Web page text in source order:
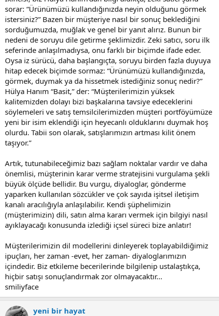
sorar: “Ürünümüzü kullandığınızda neyin olduğunu görmek
istersiniz?” Bazen bir müşteriye nasıl bir sonuç beklediğini
sorduğumuzda, muğlak ve genel bir yanıt alırız. Bunun bir
nedeni de soruyu dile getirme şeklimizdir. Zeki satıcı, soru ilk
seferinde anlaşılmadıysa, onu farklı bir biçimde ifade eder.
Oysa iz sürücü, daha başlangıçta, soruyu birden fazla duyuya
hitap edecek biçimde sormaz: “Ürünümüzü kullandığınızda,
görmek, duymak ya da hissetmek istediğiniz sonuç nedir?”
Hülya Hanım “Basit,” der: “Müşterilerimizin yüksek
kalitemizden dolayı bizi başkalarına tavsiye edeceklerini
söylemeleri ve satış temsilcilerimizden müşteri portföyümüze
yeni bir isim eklendiği için heyecanlı olduklarını duymak hoş
olurdu. Tabii son olarak, satışlarımızın artması kilit önem
taşıyor.”
Artık, tutunabileceğimiz bazı sağlam noktalar vardır ve daha
önemlisi, müşterinin karar verme stratejisini vurgulama şekli
büyük ölçüde bellidir. Bu vurgu, diyaloglar, gönderme
yaparken kullanılan sözcükler ve çok sayıda işitsel iletişim
kanalı aracılığıyla anlaşılabilir. Kendi şüphelimizin
(müşterimizin) dili, satın alma kararı vermek için bilgiyi nasıl
ayıklayacağı konusunda izlediği içsel süreci bize anlatır!
Müşterilerimizin dil modellerini dinleyerek toplayabildiğimiz
ipuçları, her zaman -evet, her zaman- diyaloglarımızın
içindedir. Biz etkileme becerilerinde bilgilenip ustalaştıkça,
hiçbir satışı sonuçlandırmak zor olmayacaktır...
smiliyface
yeni bir hayat